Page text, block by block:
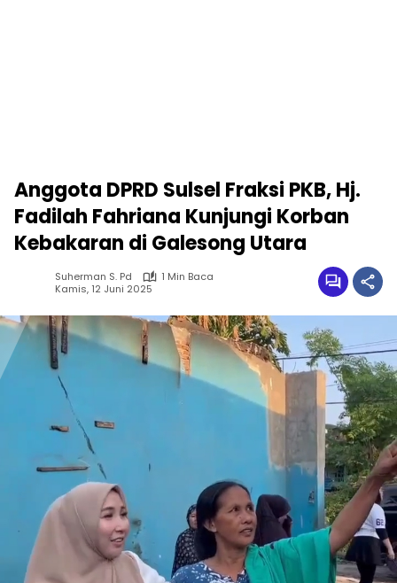
Anggota DPRD Sulsel Fraksi PKB, Hj.
Fadilah Fahriana Kunjungi Korban
Kebakaran di Galesong Utara
Suherman S. Pd
1 Min Baca
Kamis, 12 Juni 2025